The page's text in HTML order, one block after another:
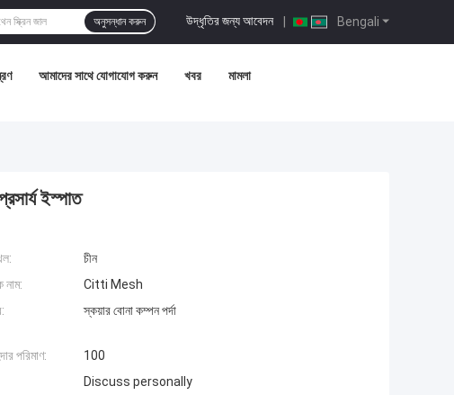
Bengali
উদ্ধৃতির জন্য আবেদন |
অনুসন্ধান করুন
আমাদের সাথে যোগাযোগ করুন খবর মামলা
ইস্পাত
চীন
নাম:
Citti Mesh
স্কয়ার বোনা কম্পন পর্দা
পরিমাণ:
100
Discuss personally